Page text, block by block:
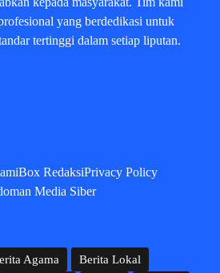
yang berdedikasi untuk
tertinggi dalam setiap liputan.
Box RedaksiPrivacy Policy
Media Siber
Agama Berita Lokal